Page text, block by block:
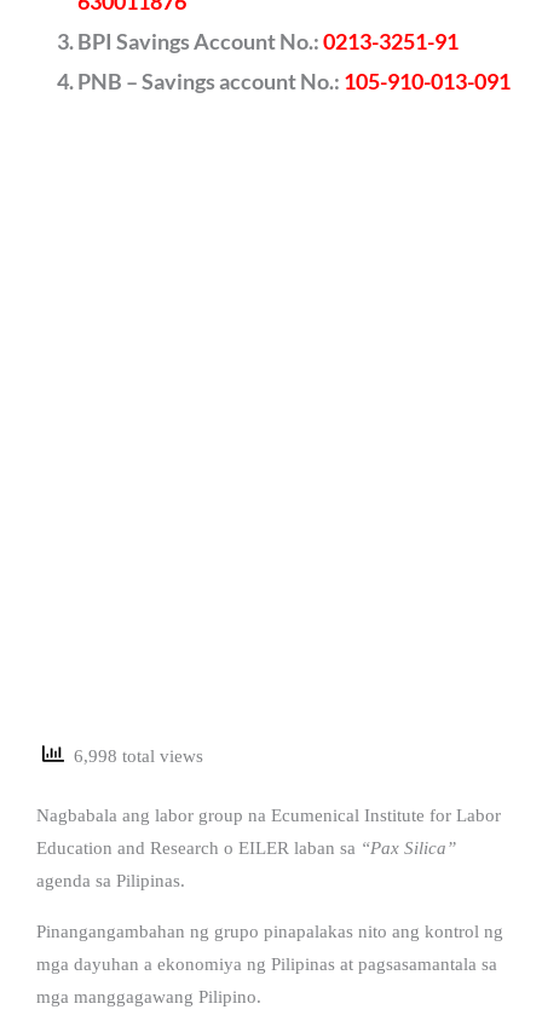
BPI Savings Account No.:0213-3251-91
PNB – Savings account No.: 105-910-013-091
6,998 total views
Nagbabala ang labor group na Ecumenical Institute for Labor
Education and Research o EILER laban sa “Pax Silica”
agenda sa Pilipinas.
Pinangangambahan ng grupo pinapalakas nito ang kontrol ng
mga dayuhan a ekonomiya ng Pilipinas at pagsasamantala sa
mga manggagawang Pilipino.